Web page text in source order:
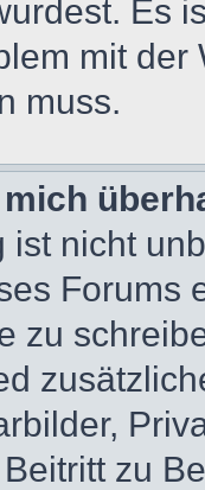
Es
mit
muss.
ist nicht
Forums
zu
zu